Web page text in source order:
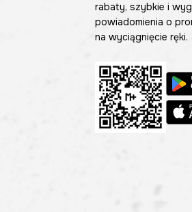
rabaty, szybkie i
powiadomienia o
na wyciągnięcie ręki.